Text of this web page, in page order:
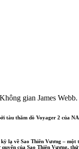
gian James
tàu thăm dò Voyager 2 của
lạ về Sao Thiên Vương –
của Sao Thiên Vương,